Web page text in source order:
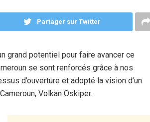
Partager sur Twitter
grand potentiel pour faire avancer ce
se sont renforcés grâce à nos
d’ouverture et adopté la vision d’un
Volkan Öskiper.